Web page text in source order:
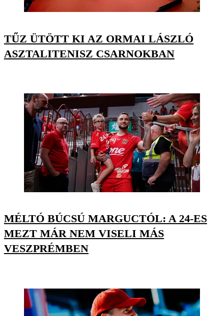
TŰZ ÜTÖTT KI AZ ORMAI LÁSZLÓ
ASZTALITENISZ CSARNOKBAN
MÉLTÓ BÚCSÚ MARGUCTÓL: A 24-ES
MEZT MÁR NEM VISELI MÁS
VESZPRÉMBEN